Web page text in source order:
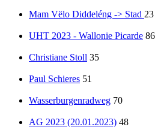
Mam Vëlo Diddeléng -> Stad 23
UHT 2023 - Wallonie Picarde 86
Christiane Stoll 35
Paul Schieres 51
Wasserburgenradweg 70
AG 2023 (20.01.2023) 48